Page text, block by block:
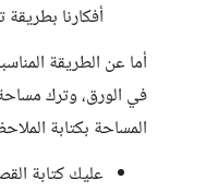
أفكارنا بطريقة
أما عن الطريقة
في الورق، وترك
المساحة بكتابة
عليك كتابة